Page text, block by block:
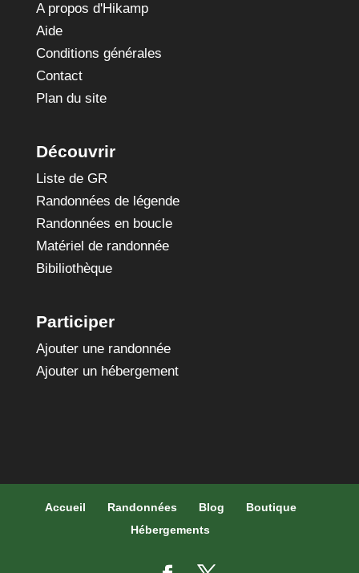
A propos d'Hikamp
Aide
Conditions générales
Contact
Plan du site
Découvrir
Liste de GR
Randonnées de légende
Randonnées en boucle
Matériel de randonnée
Bibiliothèque
Participer
Ajouter une randonnée
Ajouter un hébergement
Accueil Randonnées Blog
Boutique
Hébergements